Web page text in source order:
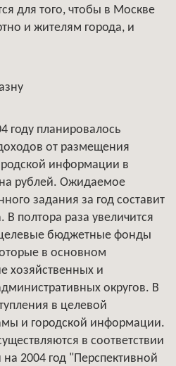
для того, чтобы в Москве
и жителям города, и
году планировалось
от размещения
информации в
рублей. Ожидаемое
задания за год составит
В полтора раза увеличится
целевые бюджетные фонды
в основном
хозяйственных и
округов. В
в целевой
и городской информации.
в соответствии
2004 год "Перспективной